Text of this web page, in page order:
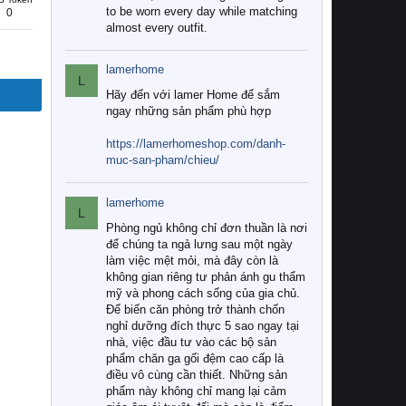
0
to be worn every day while matching
almost every outfit.
L
lamerhome
Hãy đến với lamer Home để sắm
ngay những sản phẩm phù hợp
https://lamerhomeshop.com/danh-
muc-san-pham/chieu/
L
lamerhome
Phòng ngủ không chỉ đơn thuần là nơi
để chúng ta ngả lưng sau một ngày
làm việc mệt mỏi, mà đây còn là
không gian riêng tư phản ánh gu thẩm
mỹ và phong cách sống của gia chủ.
Để biến căn phòng trở thành chốn
nghỉ dưỡng đích thực 5 sao ngay tại
nhà, việc đầu tư vào các bộ sản
phẩm chăn ga gối đệm cao cấp là
điều vô cùng cần thiết. Những sản
phẩm này không chỉ mang lại cảm